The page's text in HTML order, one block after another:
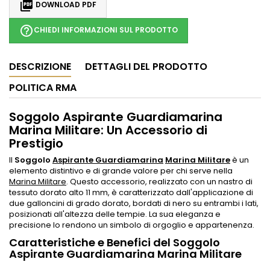
 DOWNLOAD PDF
help_outlineCHIEDI INFORMAZIONI SUL PRODOTTO
DESCRIZIONE
DETTAGLI DEL PRODOTTO
POLITICA RMA
Soggolo Aspirante Guardiamarina
Marina Militare: Un Accessorio di
Prestigio
Il Soggolo Aspirante Guardiamarina Marina Militareè un
elemento distintivo e di grande valore per chi serve nella
Marina Militare. Questo accessorio, realizzato con un nastro di
tessuto dorato alto 11 mm, è caratterizzato dall'applicazione di
due galloncini di grado dorato, bordati di nero su entrambi i lati,
posizionati all'altezza delle tempie. La sua eleganza e
precisione lo rendono un simbolo di orgoglio e appartenenza.
Caratteristiche e Benefici del Soggolo
Aspirante Guardiamarina Marina Militare